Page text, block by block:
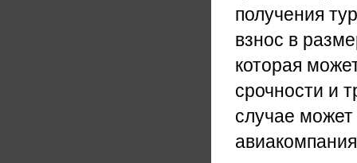
получения
взнос в
которая
срочности и
случае может